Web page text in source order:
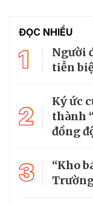
ĐỌC NHIỀU
1
Người
tiễn
2
Ký ức
thành
đồng
3
“Kho